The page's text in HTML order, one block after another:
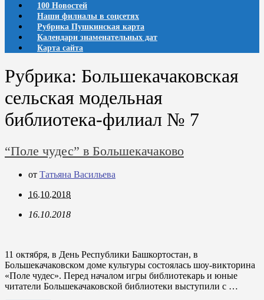
100 Новостей
Наши филиалы в соцсетях
Рубрика Пушкинская карта
Календари знаменательных дат
Карта сайта
Рубрика: Большекачаковская
сельская модельная
библиотека-филиал № 7
“Поле чудес” в Большекачаково
от Татьяна Васильева
16.10.2018
16.10.2018
11 октября, в День Республики Башкортостан, в
Большекачаковском доме культуры состоялась шоу-викторина
«Поле чудес». Перед началом игры библиотекарь и юные
читатели Большекачаковской библиотеки выступили с …